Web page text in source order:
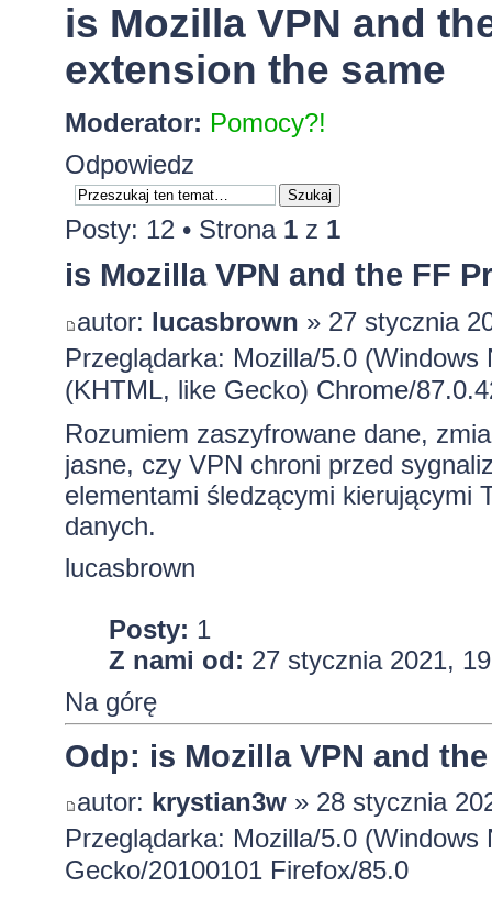
is Mozilla VPN and
extension the same
Moderator: Pomocy?!
Odpowiedz
Posty: 12 • Strona 1z 1
is Mozilla VPN and the FF
autor: lucasbrown » 27 stycznia
Przeglądarka: Mozilla/5.0
(KHTML, like Gecko) Chrome/
Rozumiem zaszyfrowane dane,
jasne, czy VPN chroni przed
elementami śledzącymi kierującymi
danych.
lucasbrown
Posty: 1
Z nami od: 27 stycznia 2021,
Na górę
Odp: is Mozilla VPN and
autor: krystian3w» 28 stycznia
Przeglądarka: Mozilla/5.0
Gecko/20100101 Firefox/85.0